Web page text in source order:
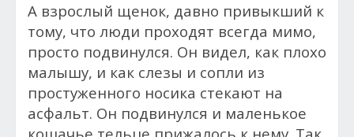
А взрослый щенок, давно привыкший к
тому, что люди проходят всегда мимо,
просто подвинулся. Он видел, как плохо
малышу, и как слезы и сопли из
простуженного носика стекают на
асфальт. Он подвинулся и маленькое